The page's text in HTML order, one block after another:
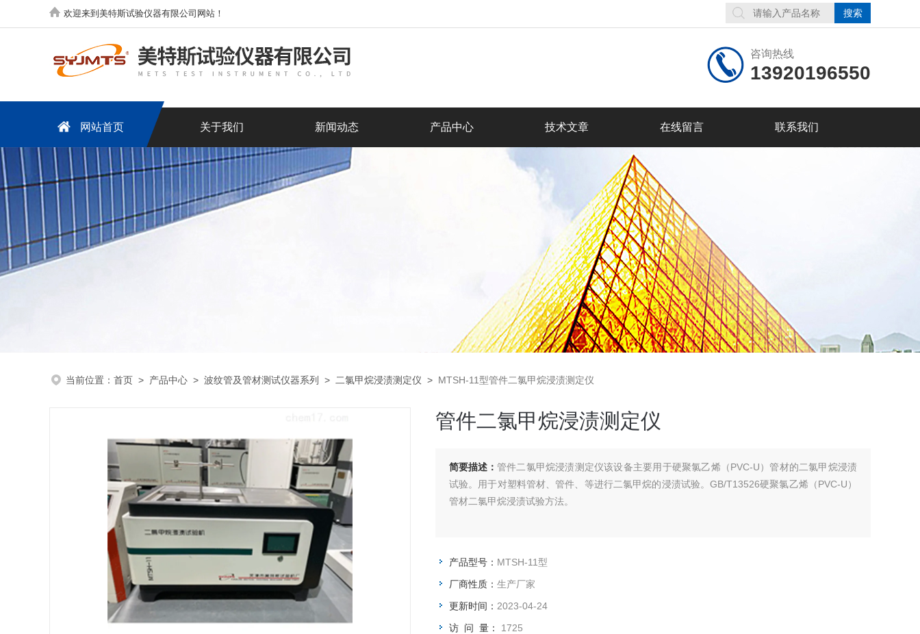
欢迎来到美特斯试验仪器有限公司网站！
咨询热线
13920196550
网站首页 关于我们 新闻动态 产品中心 技术文章 在线留言 联系我们
当前位置： 首页 > 产品中心 > 波纹管及管材测试仪器系列 > 二氯甲烷浸渍测定仪 > MTSH-11型管件二氯甲烷浸渍测定仪
管件二氯甲烷浸渍测定仪
简要描述： 管件二氯甲烷浸渍测定仪该设备主要用于硬聚氯乙烯（PVC-U）管材的二氯甲烷浸渍
试验。用于对塑料管材、管件、等进行二氯甲烷的浸渍试验。GB/T13526硬聚氯乙烯（PVC-U）
管材二氯甲烷浸渍试验方法。
产品型号： MTSH-11型
厂商性质： 生产厂家
更新时间： 2023-04-24
访 问 量： 1725